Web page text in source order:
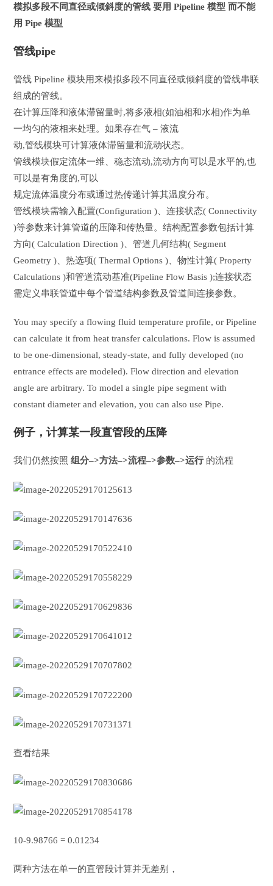
模拟多段不同直径或倾斜度的管线 要用 Pipeline 模型 而不能
用 Pipe 模型
管线pipe
管线 Pipeline 模块用来模拟多段不同直径或倾斜度的管线串联
组成的管线。
在计算压降和液体滞留量时,将多液相(如油相和水相)作为单
一均匀的液相来处理。如果存在气 – 液流
动,管线模块可计算液体滞留量和流动状态。
管线模块假定流体一维、稳态流动,流动方向可以是水平的,也
可以是有角度的,可以
规定流体温度分布或通过热传递计算其温度分布。
管线模块需输入配置(Configuration )、连接状态( Connectivity
)等参数来计算管道的压降和传热量。结构配置参数包括计算
方向( Calculation Direction )、管道几何结构( Segment
Geometry )、热选项( Thermal Options )、物性计算( Property
Calculations )和管道流动基准(Pipeline Flow Basis );连接状态
需定义串联管道中每个管道结构参数及管道间连接参数。
You may specify a flowing fluid temperature profile, or Pipeline
can calculate it from heat transfer calculations. Flow is assumed
to be one-dimensional, steady-state, and fully developed (no
entrance effects are modeled). Flow direction and elevation
angle are arbitrary. To model a single pipe segment with
constant diameter and elevation, you can also use Pipe.
例子，计算某一段直管段的压降
我们仍然按照组分–>方法–>流程–>参数–>运行的流程
查看结果
10-9.98766 = 0.01234
两种方法在单一的直管段计算并无差别，